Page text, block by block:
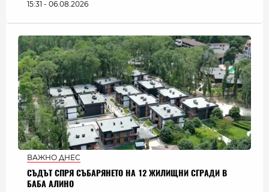
15:31 - 06.08.2026
ВАЖНО ДНЕС
СЪДЪТ СПРЯ СЪБАРЯНЕТО НА 12 ЖИЛИЩНИ СГРАДИ В
БАБА АЛИНО